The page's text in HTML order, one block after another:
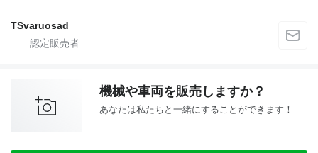
TSvaruosad
機械や車両を販売しますか？
あなたは私たちと一緒にすることができます！